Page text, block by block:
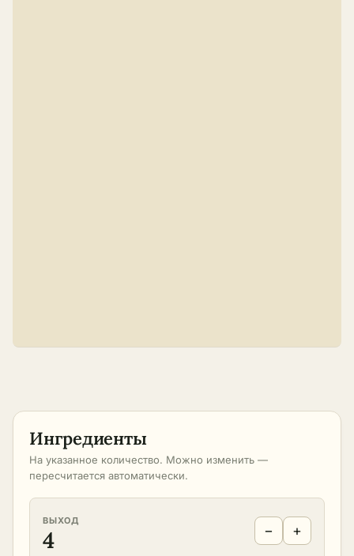
Ингредиенты
На указанное количество. Можно изменить —
пересчитается автоматически.
ВЫХОД
4 − +